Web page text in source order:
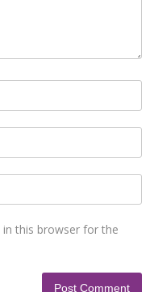
in this browser for the